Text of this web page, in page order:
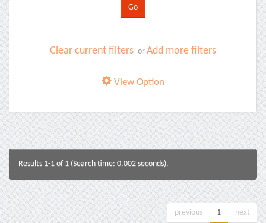
Clear current filters or Add more filters
View Option
Results 1-1 of 1 (Search time: 0.002 seconds).
previous 1 next